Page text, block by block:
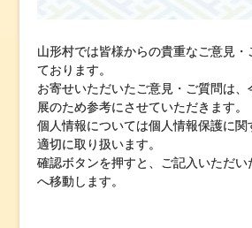
山形村では皆様からの貴重なご意見・
ております。
お寄せいただいたご意見・ご質問は
展のため参考にさせていただきます。
個人情報については個人情報保護に関
適切に取り扱います。
確認ボタンを押すと、ご記入いただ
へ移動します。